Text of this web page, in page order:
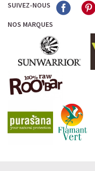
SUIVEZ-NOUS
NOS MARQUES